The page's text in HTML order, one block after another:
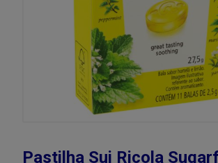
Pastilha Sui Ricola